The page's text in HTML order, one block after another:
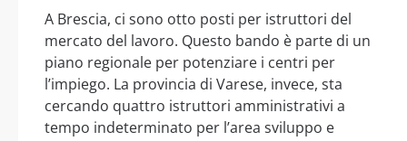
A Brescia, ci sono otto posti per istruttori del
mercato del lavoro. Questo bando è parte di un
piano regionale per potenziare i centri per
l’impiego. La provincia di Varese, invece, sta
cercando quattro istruttori amministrativi a
tempo indeterminato per l’area sviluppo e